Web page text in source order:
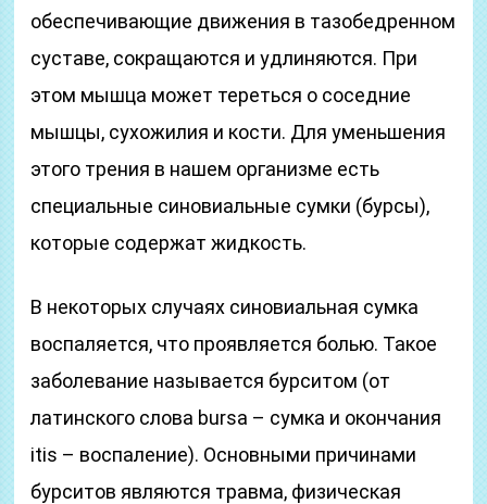
обеспечивающие движения в тазобедренном
суставе, сокращаются и удлиняются. При
этом мышца может тереться о соседние
мышцы, сухожилия и кости. Для уменьшения
этого трения в нашем организме есть
специальные синовиальные сумки (бурсы),
которые содержат жидкость.
В некоторых случаях синовиальная сумка
воспаляется, что проявляется болью. Такое
заболевание называется бурситом (от
латинского слова bursa – сумка и окончания
itis – воспаление). Основными причинами
бурситов являются травма, физическая